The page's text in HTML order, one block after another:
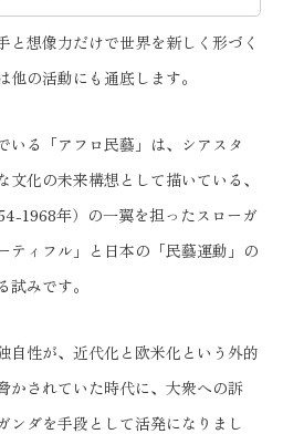
と想像力だけで世界を新しく形づく
の活動にも通底します。
いる「アフロ民藝」は、シアスタ
化の未来構想として描いている、
1968年）の一翼を担ったスローガ
ティフル」と日本の「民藝運動」の
みです。
自性が、近代化と欧米化という外的
かされていた時代に、大衆への訴
ンダを手段として活発になりまし